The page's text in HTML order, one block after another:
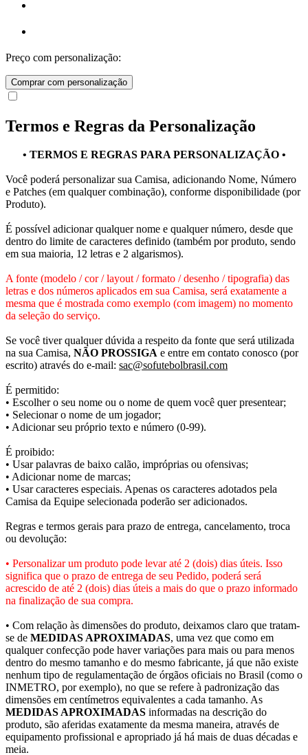
Preço com personalização:
Comprar com personalização
Termos e Regras da Personalização
• TERMOS E REGRAS PARA PERSONALIZAÇÃO •
Você poderá personalizar sua Camisa, adicionando Nome, Número
e Patches (em qualquer combinação), conforme disponibilidade (por
Produto).
É possível adicionar qualquer nome e qualquer número, desde que
dentro do limite de caracteres definido (também por produto, sendo
em sua maioria, 12 letras e 2 algarismos).
A fonte (modelo / cor / layout / formato / desenho / tipografia) das
letras e dos números aplicados em sua Camisa, será exatamente a
mesma que é mostrada como exemplo (com imagem) no momento
da seleção do serviço.
Se você tiver qualquer dúvida a respeito da fonte que será utilizada
na sua Camisa, NÃO PROSSIGA e entre em contato conosco (por
escrito) através do e-mail: sac@sofutebolbrasil.com
É permitido:
• Escolher o seu nome ou o nome de quem você quer presentear;
• Selecionar o nome de um jogador;
• Adicionar seu próprio texto e número (0-99).
É proibido:
• Usar palavras de baixo calão, impróprias ou ofensivas;
• Adicionar nome de marcas;
• Usar caracteres especiais. Apenas os caracteres adotados pela
Camisa da Equipe selecionada poderão ser adicionados.
Regras e termos gerais para prazo de entrega, cancelamento, troca
ou devolução:
• Personalizar um produto pode levar até 2 (dois) dias úteis. Isso
significa que o prazo de entrega de seu Pedido, poderá será
acrescido de até 2 (dois) dias úteis a mais do que o prazo informado
na finalização de sua compra.
• Com relação às dimensões do produto, deixamos claro que tratam-
se de MEDIDAS APROXIMADAS, uma vez que como em
qualquer confecção pode haver variações para mais ou para menos
dentro do mesmo tamanho e do mesmo fabricante, já que não existe
nenhum tipo de regulamentação de órgãos oficiais no Brasil (como o
INMETRO, por exemplo), no que se refere à padronização das
dimensões em centímetros equivalentes a cada tamanho. As
MEDIDAS APROXIMADAS informadas na descrição do
produto, são aferidas exatamente da mesma maneira, através de
equipamento profissional e apropriado já há mais de duas décadas e
meia.